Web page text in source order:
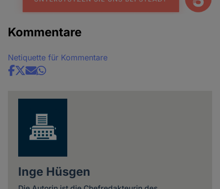
Kommentare
Netiquette für Kommentare
Share
Inge Hüsgen